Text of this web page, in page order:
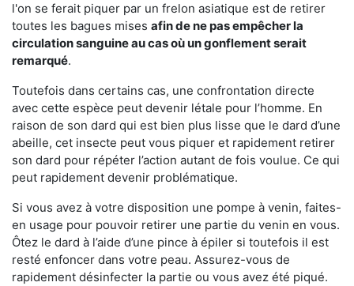
l'on se ferait piquer par un frelon asiatique est de retirer
toutes les bagues mises afin de ne pas empêcher la
circulation sanguine au cas où un gonflement serait
remarqué.
Toutefois dans certains cas, une confrontation directe
avec cette espèce peut devenir létale pour l’homme. En
raison de son dard qui est bien plus lisse que le dard d’une
abeille, cet insecte peut vous piquer et rapidement retirer
son dard pour répéter l’action autant de fois voulue. Ce qui
peut rapidement devenir problématique.
Si vous avez à votre disposition une pompe à venin, faites-
en usage pour pouvoir retirer une partie du venin en vous.
Ôtez le dard à l’aide d’une pince à épiler si toutefois il est
resté enfoncer dans votre peau. Assurez-vous de
rapidement désinfecter la partie ou vous avez été piqué.